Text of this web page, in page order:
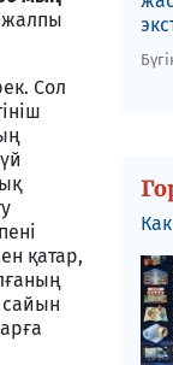
жалпы
Сол
қатар,
сайын